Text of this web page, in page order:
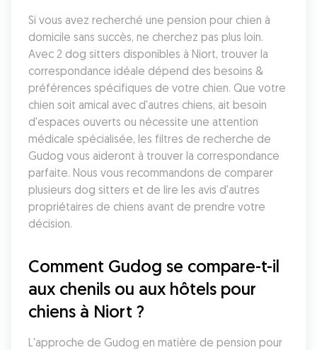
Si vous avez recherché une pension pour chien à
domicile sans succès, ne cherchez pas plus loin.
Avec 2 dog sitters disponibles à Niort, trouver la
correspondance idéale dépend des besoins &
préférences spécifiques de votre chien. Que votre
chien soit amical avec d'autres chiens, ait besoin
d'espaces ouverts ou nécessite une attention
médicale spécialisée, les filtres de recherche de
Gudog vous aideront à trouver la correspondance
parfaite. Nous vous recommandons de comparer
plusieurs dog sitters et de lire les avis d'autres
propriétaires de chiens avant de prendre votre
décision.
Comment Gudog se compare-t-il
aux chenils ou aux hôtels pour
chiens à Niort ?
L'approche de Gudog en matière de pension pour